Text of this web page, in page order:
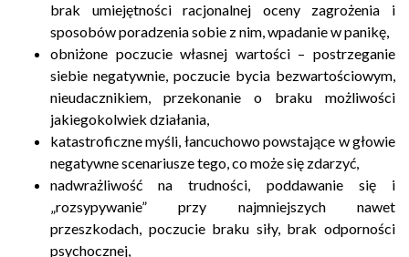
brak umiejętności racjonalnej oceny zagrożenia i
sposobów poradzenia sobie z nim, wpadanie w panikę,
obniżone poczucie własnej wartości – postrzeganie
siebie negatywnie, poczucie bycia bezwartościowym,
nieudacznikiem, przekonanie o braku możliwości
jakiegokolwiek działania,
katastroficzne myśli, łancuchowo powstające w głowie
negatywne scenariusze tego, co może się zdarzyć,
nadwrażliwość na trudności, poddawanie się i
„rozsypywanie” przy najmniejszych nawet
przeszkodach, poczucie braku siły, brak odporności
psychocznej,